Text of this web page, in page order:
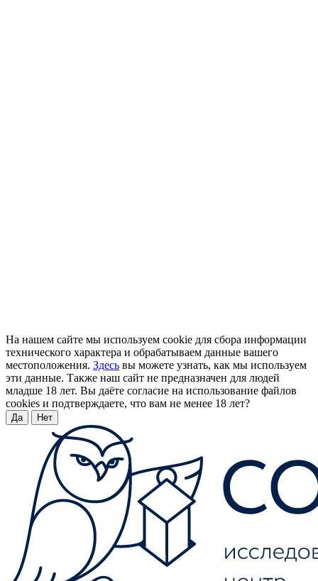
На нашем сайте мы используем cookie для сбора информации
технического характера и обрабатываем данные вашего
местоположения. Здесь вы можете узнать, как мы используем
эти данные. Также наш сайт не предназначен для людей
младше 18 лет. Вы даёте согласие на использование файлов
cookies и подтверждаете, что вам не менее 18 лет?
Да Нет